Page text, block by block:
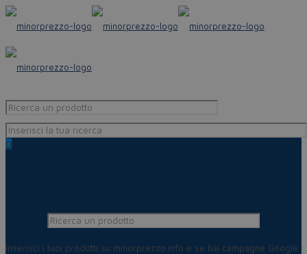
0
Inserisci i tuoi prodotti su minorprezzo.info e se hai campagne Google